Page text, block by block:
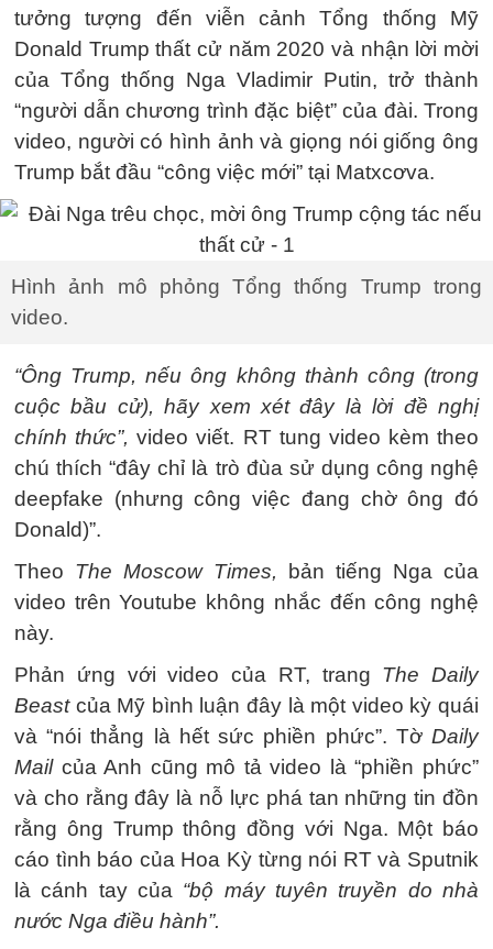
tưởng tượng đến viễn cảnh Tổng thống Mỹ
Donald Trump thất cử năm 2020 và nhận lời mời
của Tổng thống Nga Vladimir Putin, trở thành
“người dẫn chương trình đặc biệt” của đài. Trong
video, người có hình ảnh và giọng nói giống ông
Trump bắt đầu “công việc mới” tại Matxcơva.
Hình ảnh mô phỏng Tổng thống Trump trong
video.
“Ông Trump, nếu ông không thành công (trong
cuộc bầu cử), hãy xem xét đây là lời đề nghị
chính thức”, video viết. RT tung video kèm theo
chú thích “đây chỉ là trò đùa sử dụng công nghệ
deepfake (nhưng công việc đang chờ ông đó
Donald)”.
Theo The Moscow Times, bản tiếng Nga của
video trên Youtube không nhắc đến công nghệ
này.
Phản ứng với video của RT, trang The Daily
Beastcủa Mỹ bình luận đây là một video kỳ quái
và “nói thẳng là hết sức phiền phức”. Tờ Daily
Mailcủa Anh cũng mô tả video là “phiền phức”
và cho rằng đây là nỗ lực phá tan những tin đồn
rằng ông Trump thông đồng với Nga. Một báo
cáo tình báo của Hoa Kỳ từng nói RT và Sputnik
là cánh tay của “bộ máy tuyên truyền do nhà
nước Nga điều hành”.